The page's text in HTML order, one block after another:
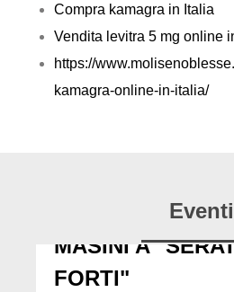
Compra kamagra in Italia
Vendita levitra 5 mg online
https://
kamagra-online-in-italia/
Eventi
MASINI A
FORTI"